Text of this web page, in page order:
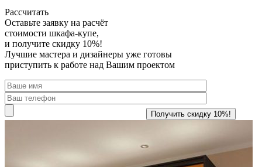
Рассчитать
Оставьте заявку на расчёт
стоимости шкафа-купе,
и получите скидку 10%!
Лучшие мастера и дизайнеры уже готовы
приступить к работе над Вашим проектом